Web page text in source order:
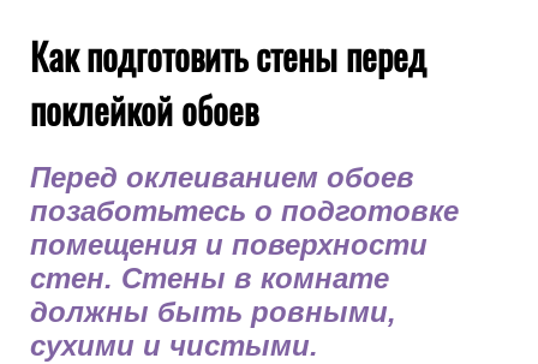
Как подготовить стены перед
поклейкой обоев
Перед оклеиванием обоев
позаботьтесь о подготовке
помещения и поверхности
стен. Стены в комнате
должны быть ровными,
сухими и чистыми.